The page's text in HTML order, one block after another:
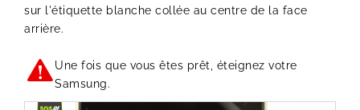
sur l'étiquette blanche collée au centre de la face
arrière.
Une fois que vous êtes prêt, éteignez votre
Samsung.